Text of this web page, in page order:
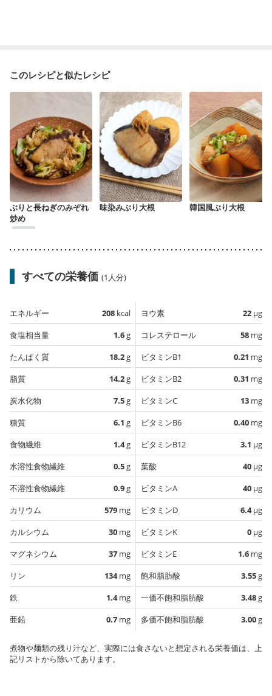
このレシピと似たレシピ
ぶりと長ねぎのみぞれ
炒め
味染みぶり大根 韓国風ぶり大根
すべての栄養価 (1人分)
エネルギー 208 kcal
食塩相当量
1.6g
たんぱく質
18.2g
脂質
14.2g
炭水化物
7.5g
糖質
6.1 g
食物繊維
1.4g
水溶性食物繊維
0.5g
不溶性食物繊維
0.9g
カリウム
579 mg
カルシウム
30 mg
マグネシウム
37 mg
リン
134mg
鉄
1.4mg
亜鉛
0.7 mg
ヨウ素 22 µg
コレステロール
58 mg
ビタミンB1
0.21 mg
ビタミンB2
0.31 mg
ビタミンC
13 mg
ビタミンB6
0.40 mg
ビタミンB12
3.1 µg
葉酸
40 µg
ビタミンA
40 µg
ビタミンD
6.4µg
ビタミンK
0 µg
ビタミンE
1.6 mg
飽和脂肪酸
3.55g
一価不飽和脂肪酸
3.48g
多価不飽和脂肪酸
3.00g
煮物や麺類の残り汁など、実際には食さないと想定される栄養価は、上
記リストから除いてあります。